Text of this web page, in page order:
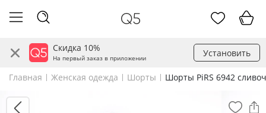
Скидка 10%
На первый заказ в приложении Установить
Главная Женская одежда Шорты Шорты PiRS 6942